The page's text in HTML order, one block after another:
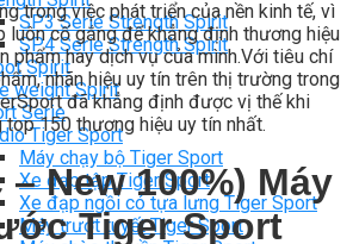
SP3 Serie Strength Spirit
SP4 Serie Strength Spirit
Spirit
weight Spirit
Serie
Tiger Sport
Máy chạy bộ Tiger Sport
Xe đạp tập Tiger Sport
Xe đạp ngồi có tựa lưng Tiger Sport
Máy trượt tuyết Tiger Sport
trong việc phát triển của nền kinh tế, vì
luôn cố gắng để khẳng định thương hiệu
phẩm hay dịch vụ của mình.Với tiêu chí
nhãn hiệu uy tín trên thị trường trong
đã khẳng định được vị thế khi
150 thương hiệu uy tín nhất.
– New 100%) Máy
Tiger Sport